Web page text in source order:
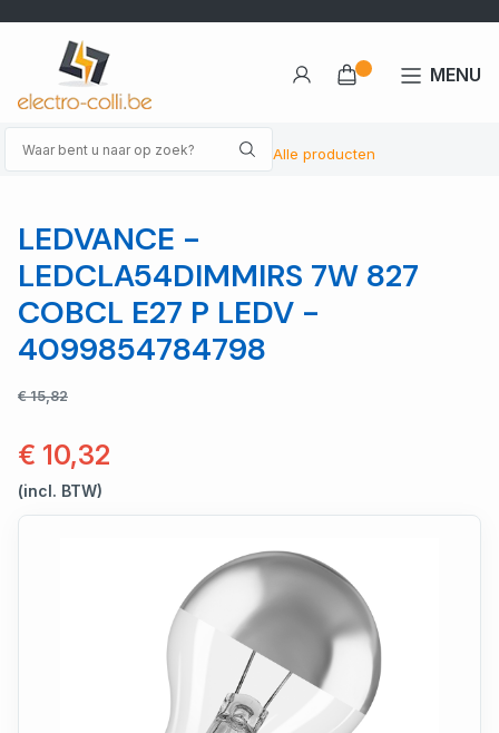
Alle producten
MENU
LEDVANCE -
LEDCLA54DIMMIRS 7W 827
COBCL E27 P LEDV -
4099854784798
€ 15,82
€ 10,32
(incl. BTW)